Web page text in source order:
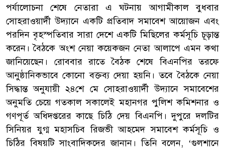
পর্যালোচনা শেষে নেতারা এ ঘটনায় আগামীকাল বুধবার
সোহরাওয়ার্দী উদ্যানে একটি প্রতিবাদ সমাবেশ আয়োজন এবং
পরদিন বৃহস্পতিবার সারা দেশে একটি মিছিলের কর্মসূচি চূড়ান্ত
করেন। বৈঠকে অংশ নেয়া কয়েকজন নেতা আলাপে এমন কথা
জানিয়েছেন। রোববার রাতে বৈঠক শেষে বিএনপির তরফে
আনুষ্ঠানিকভাবে কোনো বক্তব্য দেয়া হয়নি। তবে বৈঠকে নেয়া
সিদ্ধান্ত অনুযায়ী ২৪শে মে সোহরাওয়ার্দী উদ্যানে সমাবেশের
অনুমতি চেয়ে গতকাল সকালেই মহানগর পুলিশ কমিশনার ও
গণপূর্ত অধিদপ্তরের কাছে চিঠি দেয় বিএনপি। দুপুরে দলটির
সিনিয়র যুগ্ম মহাসচিব রিজভী আহমেদ সমাবেশ কর্মসূচি ও
চিঠির বিষয়টি সাংবাদিকদের জানান। তিনি বলেন, ‘গুলশানে